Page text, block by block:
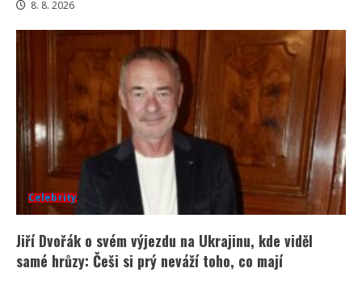
8. 8. 2026
Celebrity
Jiří Dvořák o svém výjezdu na Ukrajinu, kde viděl
samé hrůzy: Češi si prý neváží toho, co mají